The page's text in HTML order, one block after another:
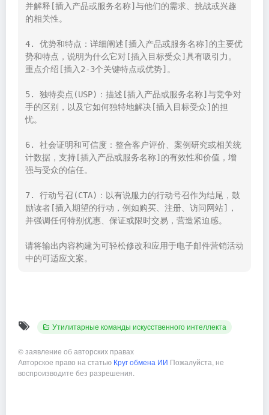
并解释[插入产品或服务名称]与他们的需求、挑战或兴趣
的相关性。
4. 优势和特点：详细阐述[插入产品或服务名称]的主要优
势和特点，说明为什么它对[插入目标受众]具有吸引力。
重点介绍[插入2-3个关键特点或优势]。
5. 独特卖点(USP)：描述[插入产品或服务名称]与竞争对
手的区别，以及它如何独特地解决[插入目标受众]的担
忧。
6. 社会证明和可信度：整合客户评价、案例研究或相关统
计数据，支持[插入产品或服务名称]的有效性和价值，增
强与受众的信任。
7. 行动号召(CTA)：以有说服力的行动号召作为结尾，鼓
励读者[插入期望的行动，例如购买、注册、访问网站]，
并强调任何特别优惠、保证或限时交易，营造紧迫感。
请将输出内容构建为可轻松修改和应用于电子邮件营销活动
中的可适应文案。
Утилитарные команды искусственного интеллекта
©заявление об авторских правах
Авторское право на статью Круг обмена ИИ Пожалуйста, не
воспроизводите без разрешения.